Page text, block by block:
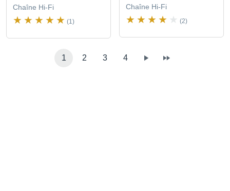
Chaîne Hi-Fi
(1)
Chaîne Hi-Fi
(2)
1 2 3 4